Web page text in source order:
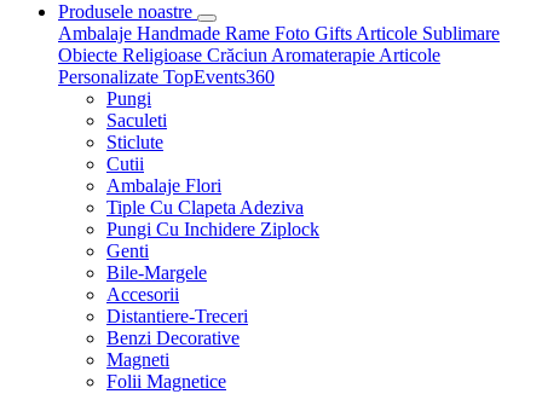
Produsele noastre
Ambalaje Handmade Rame Foto Gifts Articole Sublimare
Obiecte Religioase Crăciun Aromaterapie Articole
Personalizate TopEvents360
Pungi
Saculeti
Sticlute
Cutii
Ambalaje Flori
Tiple Cu Clapeta Adeziva
Pungi Cu Inchidere Ziplock
Genti
Bile-Margele
Accesorii
Distantiere-Treceri
Benzi Decorative
Magneti
Folii Magnetice